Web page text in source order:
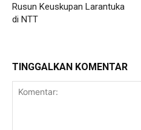
Rusun Keuskupan Larantuka
di NTT
TINGGALKAN KOMENTAR